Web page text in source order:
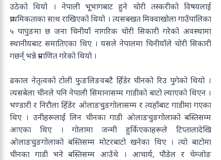
उठेको थियो । नेपाली भूभागबाट हुने चोरी तस्करीको विषयलाई
प्राथमिकताका साथ राखिएको थियो । त्यसबखत मिक्वाखोला गाउँपालिका
५ पापुङमा छ जना चिनीयाँ नागरिक चोरी सिकारी गरेको अवस्थामा
स्थानीयबाट समातिएका थिए । यसले नेपालमा चिनीयाँले चोरी सिकारी
गछर्न् भन्ने प्रमाणित गरेको थियो ।
ढकाल नेतृत्वको टोली फुङलिङवबटै हिँडेर चीनको रिउ पुगेको थियो ।
त्यसबेला चीनले पनि नेपाली सिमानासम्म गाडीको बाटो ल्याएको थिएन ।
भण्डारी र निरौला हिँडेर ओलाङचुङगोलासम्म र त्यहाँबाट गाडीमा गएका
थिए । उनीहरूलाई लिन चीनका गाडी ओलाङचुङगोलाको बस्तिसम्म
आएका थिए । गोलामा जन्मी हुर्किएकाहरूले टिप्तालादेखि
ओलाङचुङगोलाको बस्तिसम्म मोटरबाटो खनेका थिए । त्यो बाटोमा
चीनका गाडी भने बस्तिसम्म आउँथे । आचार्य, पौडेल र चेम्जोङ